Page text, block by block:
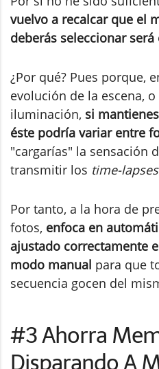
vuelvo a recalcar que el
deberás seleccionar será
¿Por qué? Pues porque,
evolución de la escena,
iluminación, si
éste podría variar entre
"cargarías" la sensación
transmitir los time-lapses
Por tanto, a la hora de
fotos, enfoca en
ajustado correctamente
modo manual para que
secuencia gocen del
#3 Ahorra
Disparando A